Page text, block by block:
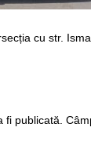
cu str.
fi publicată.